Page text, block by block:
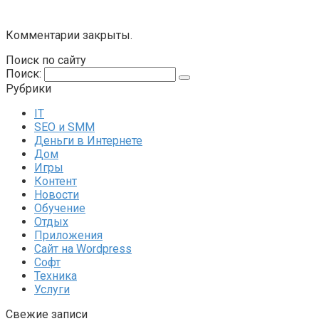
Комментарии закрыты.
Поиск по сайту
Поиск:
Рубрики
IT
SEO и SMM
Деньги в Интернете
Дом
Игры
Контент
Новости
Обучение
Отдых
Приложения
Сайт на Wordpress
Софт
Техника
Услуги
Свежие записи